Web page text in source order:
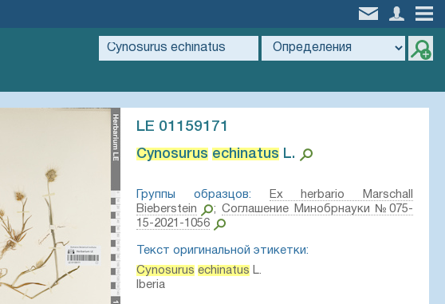
LE 01159171
Cynosurus echinatus L.⁣
Группы образцов:
Ex herbario Marschall
Bieberstein
; Соглашение Минобрнауки №075-
15-2021-1056
Текст оригинальной этикетки:
Cynosurus echinatus L.
Iberia